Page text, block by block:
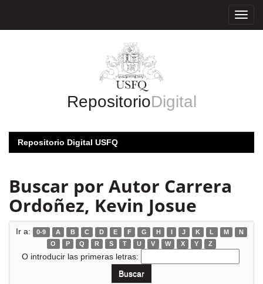
RepositorioDigital
Repositorio Digital USFQ
Buscar por Autor Carrera
Ordoñez, Kevin Josue
Ir a: 0-9 A B C D E F G H I J K L M
N
O
P Q R S T U V W X Y Z
O introducir las primeras letras: